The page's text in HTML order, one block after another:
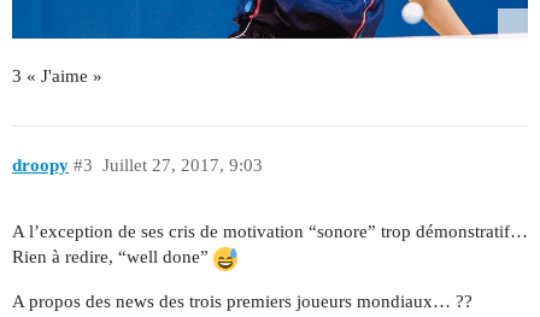
3 « J'aime »
droopy Juillet 27, 2017, 9:03
#3
A l’exception de ses cris de motivation “sonore” trop démonstratif…
Rien à redire, “well done”
A propos des news des trois premiers joueurs mondiaux… ??